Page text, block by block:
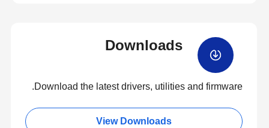
Downloads
Download the latest drivers, utilities and firmware.
View Downloads